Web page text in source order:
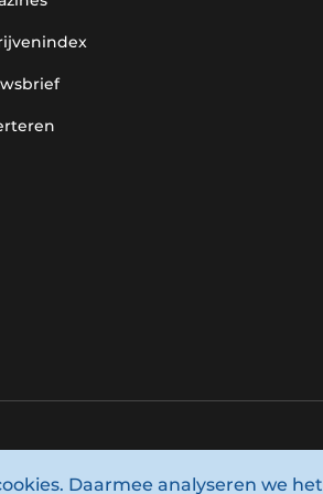
- 2026 Louwersmediagroep.
Daarmee analyseren we